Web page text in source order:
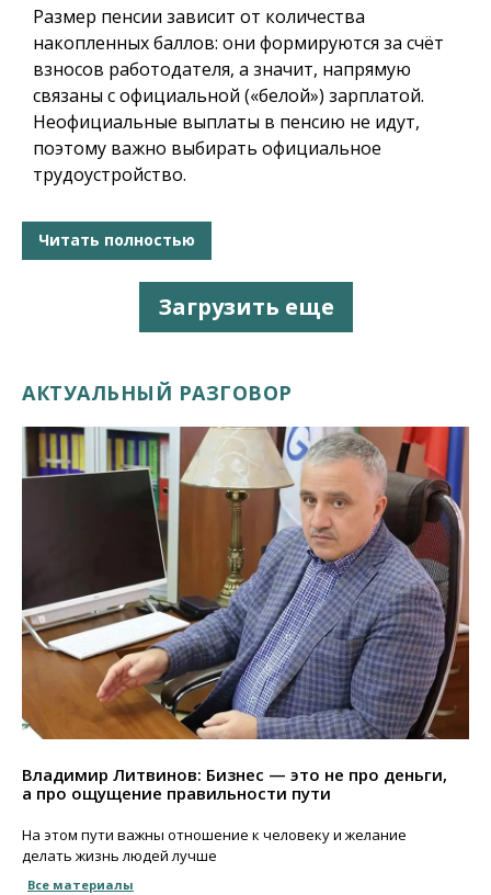
Размер пенсии зависит от количества
накопленных баллов: они формируются за счёт
взносов работодателя, а значит, напрямую
связаны с официальной («белой») зарплатой.
Неофициальные выплаты в пенсию не идут,
поэтому важно выбирать официальное
трудоустройство.
Читать полностью
Загрузить еще
АКТУАЛЬНЫЙ РАЗГОВОР
Владимир Литвинов: Бизнес — это не про деньги,
а про ощущение правильности пути
На этом пути важны отношение к человеку и желание
делать жизнь людей лучше
Все материалы